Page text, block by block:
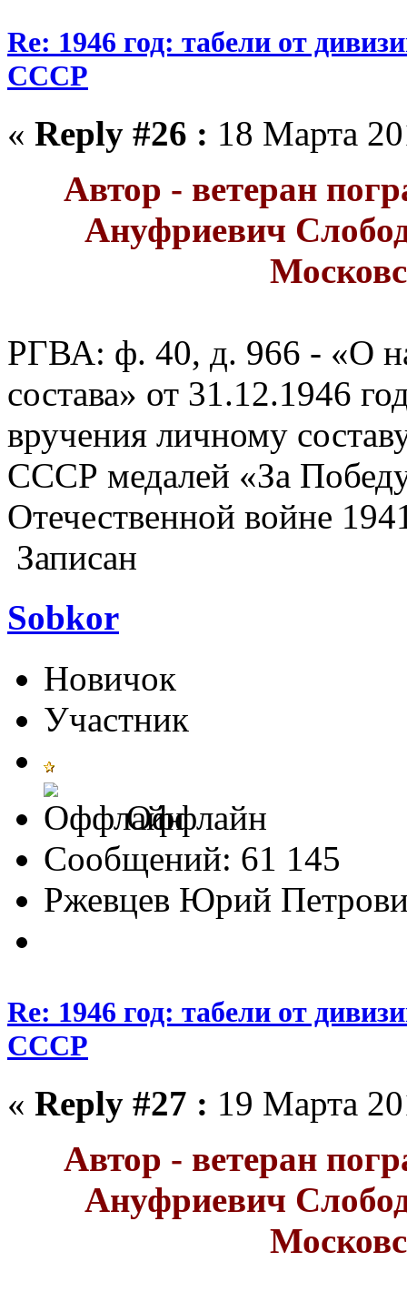
Re: 1946 год: табели от
СССР
« Reply #26 : 18 Марта
Автор - ветеран
Ануфриевич
РГВА: ф. 40, д. 966 - «О
состава» от 31.12.1946
вручения личному
СССР медалей «За
Отечественной войне
Записан
Sobkor
Новичок
Участник
Оффлайн
Сообщений: 61 145
Ржевцев Юрий
Re: 1946 год: табели от
СССР
« Reply #27 : 19 Марта
Автор - ветеран
Ануфриевич